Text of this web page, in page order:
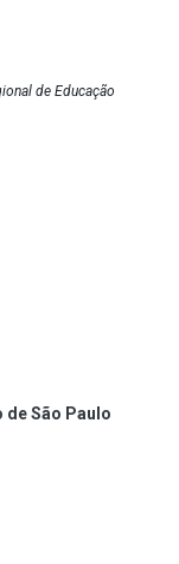
de Educação
de São Paulo